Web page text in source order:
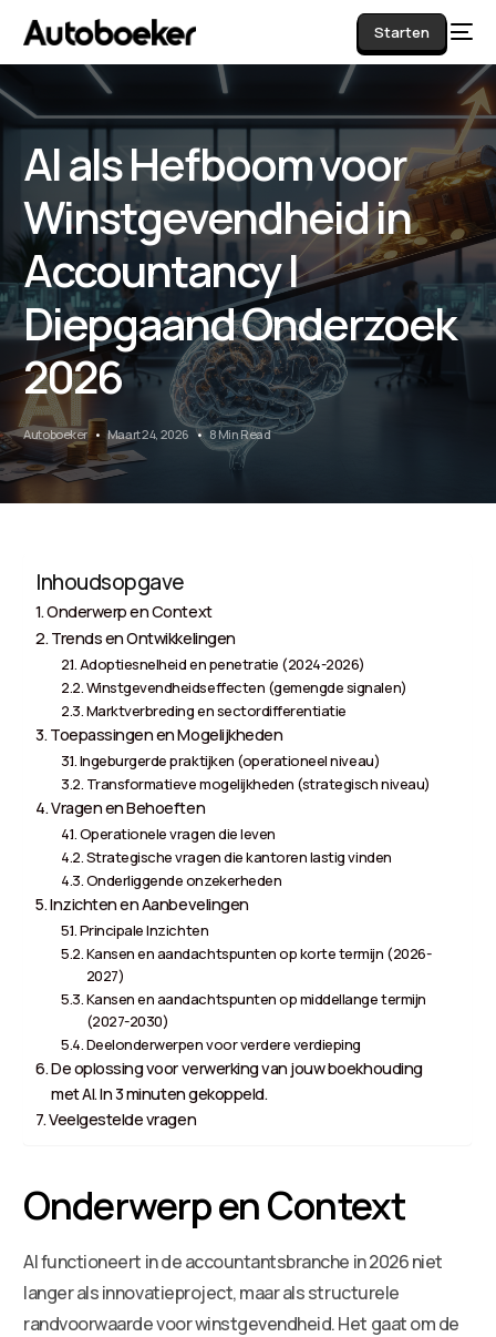
Starten
AI als Hefboom voor
Winstgevendheid in
Accountancy |
Diepgaand Onderzoek
2026
Autoboeker Maart 24, 2026 8 Min Read
Inhoudsopgave
Onderwerp en Context
Trends en Ontwikkelingen
Adoptiesnelheid en penetratie (2024-2026)
Winstgevendheidseffecten (gemengde signalen)
Marktverbreding en sectordifferentiatie
Toepassingen en Mogelijkheden
Ingeburgerde praktijken (operationeel niveau)
Transformatieve mogelijkheden (strategisch niveau)
Vragen en Behoeften
Operationele vragen die leven
Strategische vragen die kantoren lastig vinden
Onderliggende onzekerheden
Inzichten en Aanbevelingen
Principale Inzichten
Kansen en aandachtspunten op korte termijn (2026-
2027)
Kansen en aandachtspunten op middellange termijn
(2027-2030)
Deelonderwerpen voor verdere verdieping
De oplossing voor verwerking van jouw boekhouding
met AI. In 3 minuten gekoppeld.
Veelgestelde vragen
Onderwerp en Context
AI functioneert in de accountantsbranche in 2026 niet
langer als innovatieproject, maar als structurele
randvoorwaarde voor winstgevendheid. Het gaat om de
AI